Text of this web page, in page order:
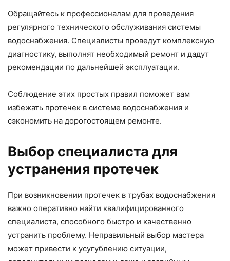
Обращайтесь к профессионалам для проведения
регулярного технического обслуживания системы
водоснабжения. Специалисты проведут комплексную
диагностику, выполнят необходимый ремонт и дадут
рекомендации по дальнейшей эксплуатации.
Соблюдение этих простых правил поможет вам
избежать протечек в системе водоснабжения и
сэкономить на дорогостоящем ремонте.
Выбор специалиста для
устранения протечек
При возникновении протечек в трубах водоснабжения
важно оперативно найти квалифицированного
специалиста, способного быстро и качественно
устранить проблему. Неправильный выбор мастера
может привести к усугублению ситуации,